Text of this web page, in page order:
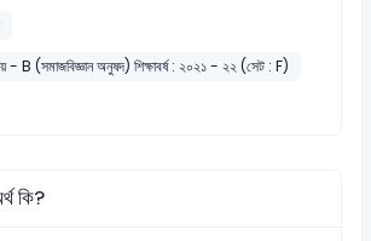
- B (সমাজবিজ্ঞান অনুষদ) শিক্ষাবর্ষ : ২০২১ - ২২ (সেট : F)
কি?